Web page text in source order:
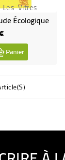
Vitres
Écologique
Prix
Panier